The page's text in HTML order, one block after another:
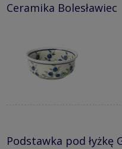
Ceramika Bolesławiec
Podstawka pod łyżkę